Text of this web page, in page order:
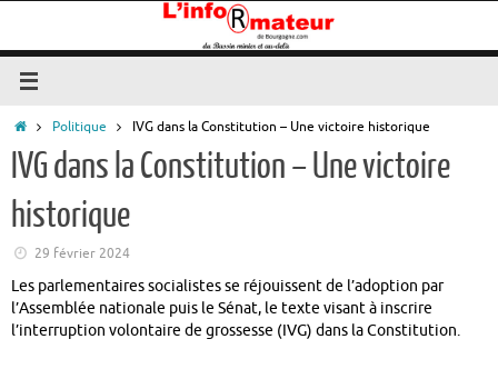
contenu
AccueilPolitique IVG dans la Constitution – Une victoire historique
IVG dans la Constitution – Une victoire
historique
29 février 2024
Les parlementaires socialistes se réjouissent de l’adoption par
l’Assemblée nationale puis le Sénat, le texte visant à inscrire
l’interruption volontaire de grossesse (IVG) dans la Constitution.